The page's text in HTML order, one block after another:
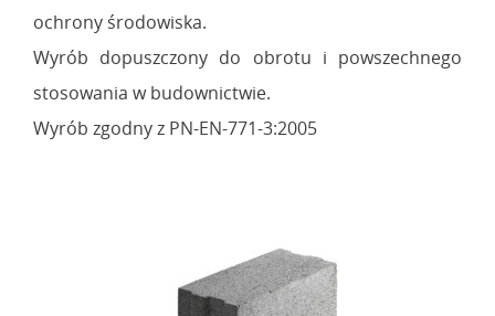
ochrony środowiska.
Wyrób dopuszczony do obrotu i powszechnego
stosowania w budownictwie.
Wyrób zgodny z PN-EN-771-3:2005